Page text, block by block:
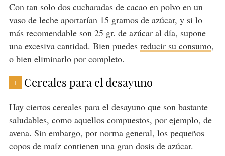
Con tan solo dos cucharadas de cacao en polvo en un
vaso de leche aportarían 15 gramos de azúcar, y si lo
más recomendable son 25 gr. de azúcar al día, supone
una excesiva cantidad. Bien puedes reducir su consumo,
o bien eliminarlo por completo.
+ Cereales para el desayuno
Hay ciertos cereales para el desayuno que son bastante
saludables, como aquellos compuestos, por ejemplo, de
avena. Sin embargo, por norma general, los pequeños
copos de maíz contienen una gran dosis de azúcar.